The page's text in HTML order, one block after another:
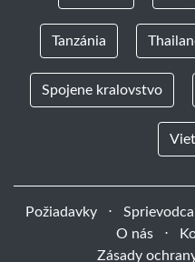
Tanzánia
Spojene kralovstvo
Požiadavky ⋅
O nás
⋅
Zásady